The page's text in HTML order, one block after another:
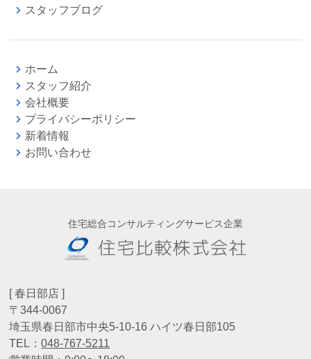
スタッフブログ
ホーム
スタッフ紹介
会社概要
プライバシーポリシー
新着情報
お問い合わせ
住宅総合コンサルティングサービス企業
[ 春日部店 ]
〒344-0067
埼玉県春日部市中央5-10-16 ハイツ春日部105
TEL：048-767-5211